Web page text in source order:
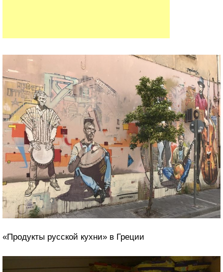
«Продукты русской кухни» в Греции